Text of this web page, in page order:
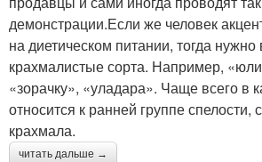
демонстрации.Если же человек
на диетическом питании, тогда
крахмалистые сорта. Например,
«зорачку», «уладара». Чаще всего в
относится к ранней группе
крахмала.
читать дальше →